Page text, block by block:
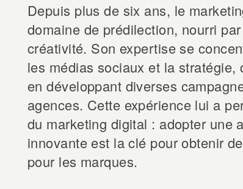
Depuis plus de six ans, le
domaine de prédilection, nourri
créativité. Son expertise se
les médias sociaux et la stratégie,
en développant diverses
agences. Cette expérience lui a
du marketing digital : adopter une
innovante est la clé pour obtenir
pour les marques.